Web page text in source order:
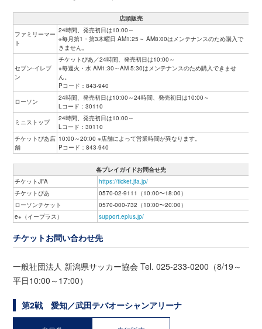
店頭販売
ファミリーマー
ト
24時間、発売初日は10:00～
※毎月第1・第3木曜日 AM1:25～ AM8:00はメンテナンスのため購入で
きません。
セブン-イレブ
ン
チケットぴあ／24時間、発売初日は10:00～
※毎週火・水 AM1:30～AM 5:30はメンテナンスのため購入できませ
ん。
Pコード：843-940
ローソン
24時間、発売初日は10:00～24時間、発売初日は10:00～
Lコード：30110
ミニストップ
24時間、発売初日は10:00～
Lコード：30110
チケットぴあ店
舗
10:00～20:00 ※店舗によって営業時間が異なります。
Pコード：843-940
各プレイガイドお問合せ先
チケットJFA
https://ticket.jfa.jp/
チケットぴあ
0570-02-9111（10:00〜18:00）
ローソンチケット
0570-000-732（10:00〜20:00）
e+（イープラス）
support.eplus.jp/
チケットお問い合わせ先
一般社団法人 新潟県サッカー協会 Tel. 025-233-0200（8/19～
平日10:00～17:00）
第2戦 愛知／武田テバオーシャンアリーナ